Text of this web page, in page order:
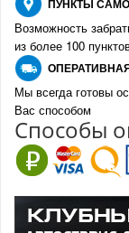
ПУНКТЫ
Возможность
из более 100
О
Мы всегда готовы
Вас способом
Способы